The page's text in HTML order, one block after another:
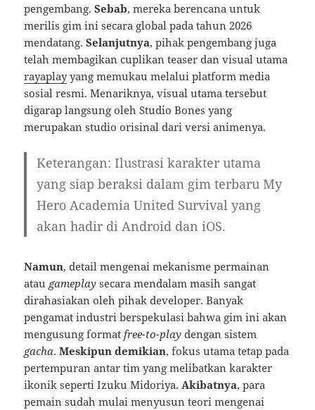
pengembang.Sebab, mereka berencana untuk
merilis gim ini secara global pada tahun 2026
mendatang.Selanjutnya, pihak pengembang juga
telah membagikan cuplikan teaser dan visual utama
rayaplayyang memukau melalui platform media
sosial resmi. Menariknya, visual utama tersebut
digarap langsung oleh Studio Bones yang
merupakan studio orisinal dari versi animenya.
Keterangan: Ilustrasi karakter utama
yang siap beraksi dalam gim terbaru My
Hero Academia United Survival yang
akan hadir di Android dan iOS.
Namun, detail mengenai mekanisme permainan
atau gameplay secara mendalam masih sangat
dirahasiakan oleh pihak developer. Banyak
pengamat industri berspekulasi bahwa gim ini akan
mengusung format free-to-play dengan sistem
gacha.Meskipun demikian, fokus utama tetap pada
pertempuran antar tim yang melibatkan karakter
ikonik seperti Izuku Midoriya. Akibatnya, para
pemain sudah mulai menyusun teori mengenai